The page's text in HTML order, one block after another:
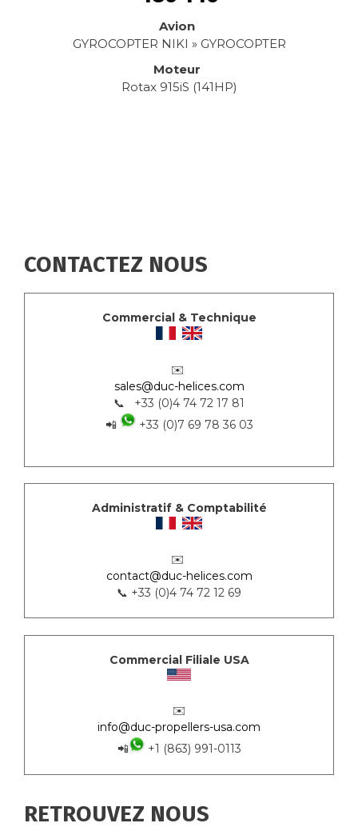
Avion
GYROCOPTER NIKI » GYROCOPTER
Moteur
Rotax 915iS (141HP)
CONTACTEZ NOUS
Commercial & Technique
✉️
sales@duc-helices.com
📞 +33 (0)4 74 72 17 81
📲
+33 (0)7 69 78 36 03
Administratif & Comptabilité
✉️
contact@duc-helices.com
📞 +33 (0)4 74 72 12 69
Commercial Filiale USA
✉️
info@duc-propellers-usa.com
📲
+1 (863) 991-0113
RETROUVEZ NOUS